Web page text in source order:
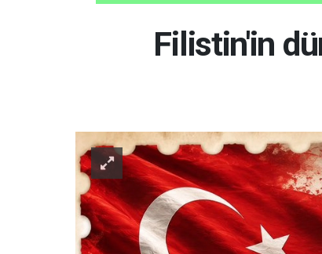
Filistin'in